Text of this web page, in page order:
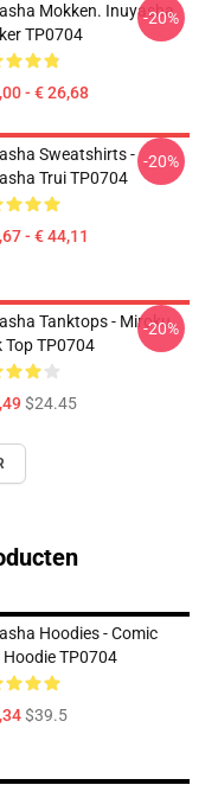
Mokken. Inuyasha
TP0704
- € 26,68
-20%
Sweatshirts -
Trui TP0704
- € 44,11
-20%
Tanktops - Miroku
Top TP0704
$24.45
-20%
Hoodies - Comic
Hoodie TP0704
$39.5